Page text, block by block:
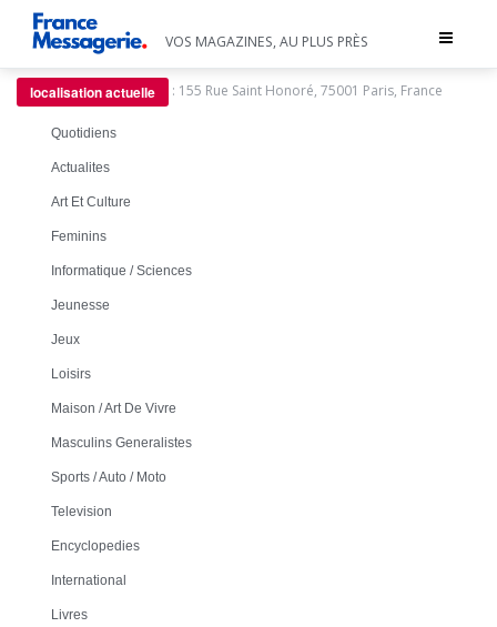
Toggle
VOS MAGAZINES, AU PLUS PRÈS
localisation actuelle : 155 Rue Saint Honoré, 75001 Paris, France
Quotidiens
Actualites
Art Et Culture
Feminins
Informatique / Sciences
Jeunesse
Jeux
Loisirs
Maison / Art De Vivre
Masculins Generalistes
Sports / Auto / Moto
Television
Encyclopedies
International
Livres